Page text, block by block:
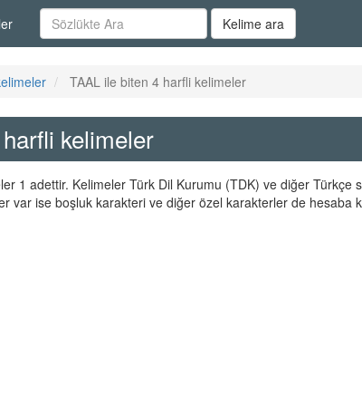
Kelime ara
TAAL ile biten 4 harfli kelimeler
kelimeler
1 adettir. Kelimeler Türk Dil Kurumu (TDK) ve diğer Türkçe
var ise boşluk karakteri ve diğer özel karakterler de hesaba